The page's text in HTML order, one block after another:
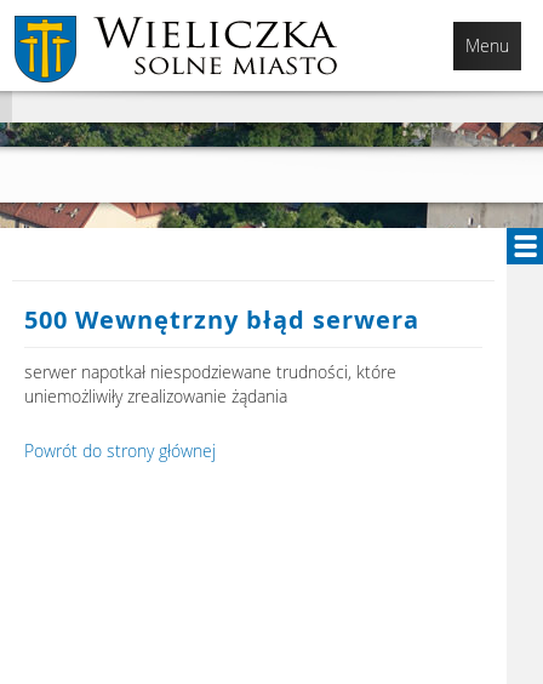
Przejdź
do
głównej
Przejdź
do
menu
Przejdź
do
stopki
Menu
500 Wewnętrzny błąd serwera
serwer napotkał niespodziewane trudności, które
uniemożliwiły zrealizowanie żądania
Powrót do strony głównej